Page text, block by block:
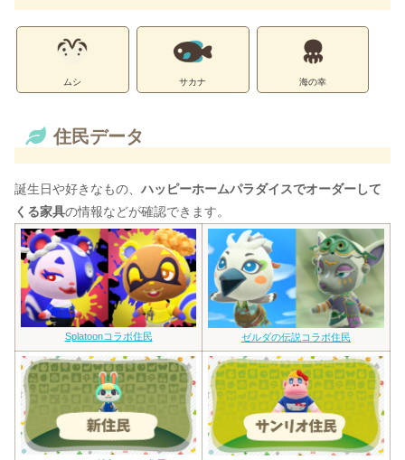
ムシ サカナ 海の幸
住民データ
誕生日や好きなもの、 ハッピーホームパラダイスでオーダーして
くる家具の情報などが確認できます。
Splatoonコラボ住民 ゼルダの伝説コラボ住民